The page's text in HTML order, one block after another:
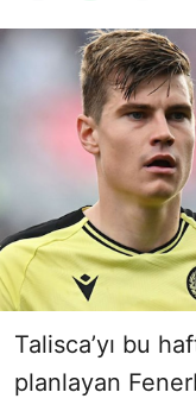
Talisca’yı bu
planlayan